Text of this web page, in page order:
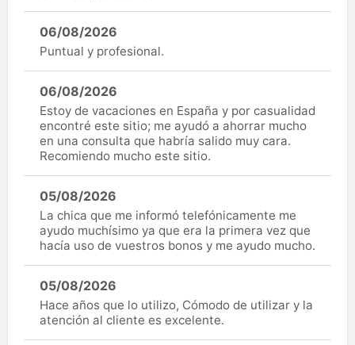
06/08/2026
Puntual y profesional.
06/08/2026
Estoy de vacaciones en España y por casualidad
encontré este sitio; me ayudó a ahorrar mucho
en una consulta que habría salido muy cara.
Recomiendo mucho este sitio.
05/08/2026
La chica que me informó telefónicamente me
ayudo muchísimo ya que era la primera vez que
hacía uso de vuestros bonos y me ayudo mucho.
05/08/2026
Hace años que lo utilizo, Cómodo de utilizar y la
atención al cliente es excelente.